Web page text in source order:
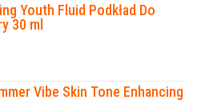
Youth Fluid Podkład Do
30 ml
Vibe Skin Tone Enhancing